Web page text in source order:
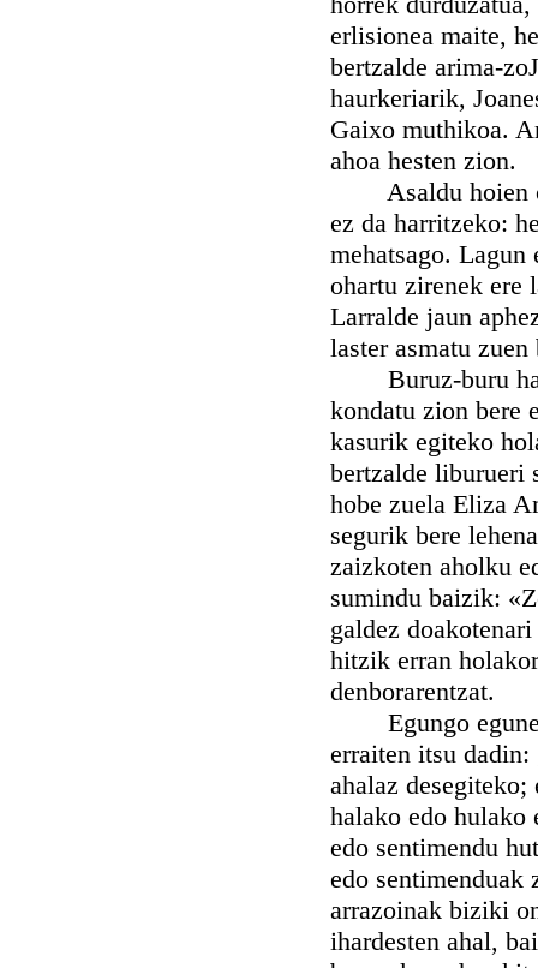
erlisionea maite,
bertzalde arima-
haurkeriarik,
Gaixo muthikoa.
ahoa hesten zion.
Asaldu hoien
ez da harritzeko:
mehatsago. Lagun
ohartu zirenek ere
Larralde jaun
laster asmatu
Buruz-buru
kondatu zion bere
kasurik egiteko
bertzalde liburueri
hobe zuela Eliza
segurik bere
zaizkoten aholku
sumindu baizik:
galdez doakotenari
hitzik erran
denborarentzat.
Egungo
erraiten itsu
ahalaz
halako edo hulako
edo sentimendu
edo sentimenduak
arrazoinak biziki
ihardesten ahal,